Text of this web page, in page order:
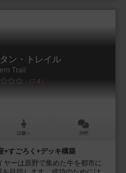
ン・トレイル
Trail
7.4
12歳～ 29件
+すごろく+デッキ構築
ーは原野で集めた牛を都市に